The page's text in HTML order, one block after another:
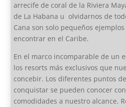
arrecife de coral de la Riviera
de La Habana u olvidarnos de
Cana son solo pequeños
encontrar en el Caribe.
En el marco incomparable de un
los resorts más exclusivos que
concebir. Los diferentes puntos
conquistar se pueden conocer
comodidades a nuestro alcance.